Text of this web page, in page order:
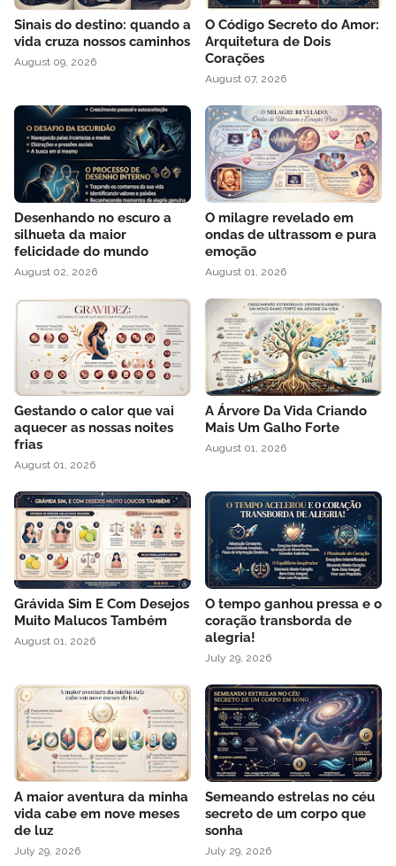
Sinais do destino: quando a
vida cruza nossos caminhos
August 09, 2026
O Código Secreto do Amor:
Arquitetura de Dois
Corações
August 07, 2026
Desenhando no escuro a
silhueta da maior
felicidade do mundo
August 02, 2026
O milagre revelado em
ondas de ultrassom e pura
emoção
August 01, 2026
Gestando o calor que vai
aquecer as nossas noites
frias
August 01, 2026
A Árvore Da Vida Criando
Mais Um Galho Forte
August 01, 2026
Grávida Sim E Com Desejos
Muito Malucos Também
August 01, 2026
O tempo ganhou pressa e o
coração transborda de
alegria!
July 29, 2026
A maior aventura da minha
vida cabe em nove meses
de luz
July 29, 2026
Semeando estrelas no céu
secreto de um corpo que
sonha
July 29, 2026